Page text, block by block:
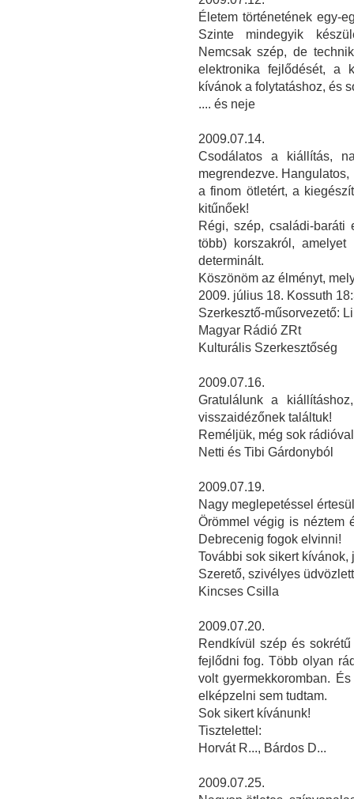
Életem történetének egy-
Szinte mindegyik
Nemcsak szép, de
elektronika fejlődését, a
kívánok a folytatáshoz, és
.... és neje
2009.07.14.
Csodálatos a kiállítás,
megrendezve.
a finom ötletért, a
kitűnőek!
Régi, szép, családi-
több) korszakról,
determinált.
Köszönöm az élményt,
2009. július 18. Kossuth
Szerkesztő-műsorvezető:
Magyar Rádió ZRt
Kulturális Szerkesztőség
2009.07.16.
Gratulálunk a
visszaidézőnek találtuk!
Reméljük, még sok
Netti és Tibi Gárdonyból
2009.07.19.
Nagy meglepetéssel
Örömmel végig is néztem
Debrecenig fogok elvinni!
További sok sikert kívánok,
Szerető, szivélyes
Kincses Csilla
2009.07.20.
Rendkívül szép és
fejlődni fog. Több olyan
volt gyermekkoromban.
elképzelni sem tudtam.
Sok sikert kívánunk!
Tisztelettel:
Horvát R..., Bárdos D...
2009.07.25.